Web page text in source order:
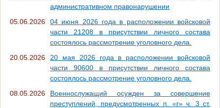
административном правонарушении
05.06.2026
04 июня 2026 года в расположении войсковой
части 21208 в присутствии личного состава
состоялось рассмотрение уголовного дела.
20.05.2026
20 мая 2026 года в расположении войсковой
части 90600 в присутствии личного состава
состоялось рассмотрение уголовного дела.
08.05.2026
Военнослужащий осужден за совершение
преступлений, предусмотренных п. «г» ч. 3 ст.